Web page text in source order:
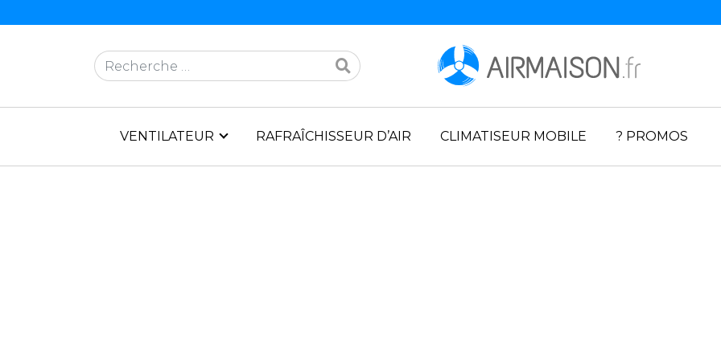
Rechercher
VENTILATEUR RAFRAÎCHISSEUR D’AIR CLIMATISEUR MOBILE ? PROMOS